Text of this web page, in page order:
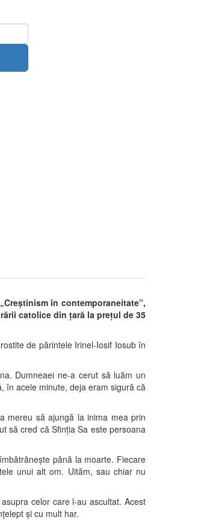
în contemporaneitate”,
catolice din țară la prețul de 35
de părintele Irinel-Iosif Iosub în
Dumneaei ne-a cerut să luăm un
în acele minute, deja eram sigură că
mereu să ajungă la inima mea prin
să cred că Sfinţia Sa este persoana
până la moarte. Fiecare
unui alt om. Uităm, sau chiar nu
celor care l-au ascultat. Acest
şi cu mult har.